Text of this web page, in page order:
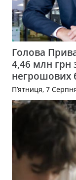
Голова
4,46 млн грн
негрошових
П’ятниця, 7